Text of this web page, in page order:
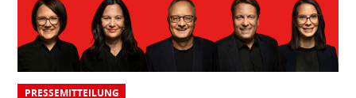
PRESSEMITTEILUNG